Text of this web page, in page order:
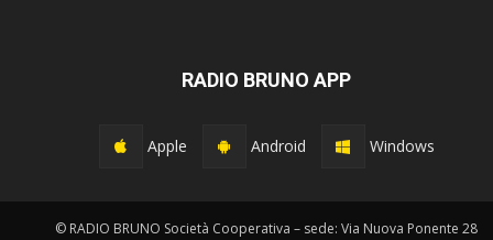
RADIO BRUNO APP
Apple Android Windows
© RADIO BRUNO Società Cooperativa – sede: Via Nuova Ponente 28